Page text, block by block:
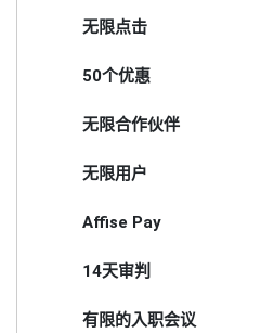
无限点击
50个优惠
无限合作伙伴
无限用户
Affise Pay
14天审判
有限的入职会议